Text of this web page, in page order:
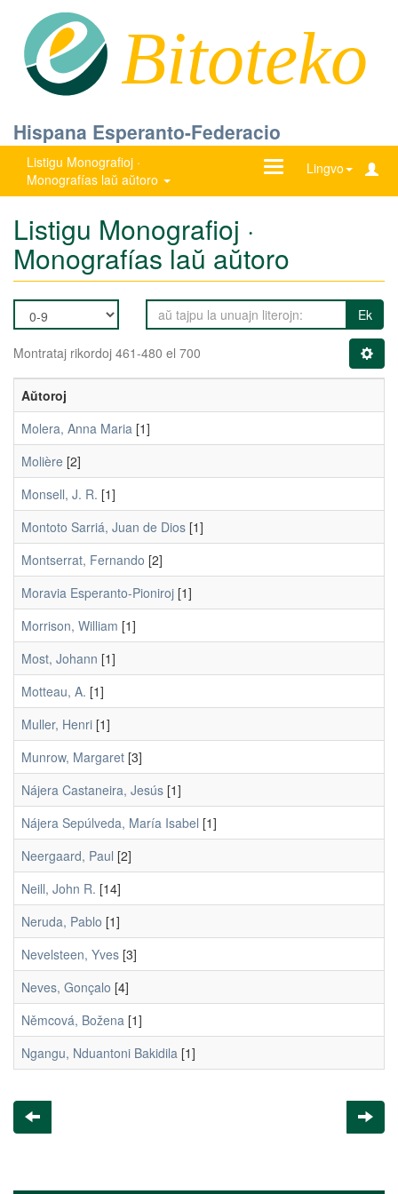
Bitoteko
Hispana Esperanto-Federacio
Listigu Monografioj ·
Monografías laŭ aŭtoro
Lingvo
Ŝanĝu
Listigu Monografioj ·
Monografías laŭ aŭtoro
Ek
Montrataj rikordoj 461-480 el 700
Aŭtoroj
Molera, Anna Maria [1]
Molière [2]
Monsell, J. R. [1]
Montoto Sarriá, Juan de Dios [1]
Montserrat, Fernando [2]
Moravia Esperanto-Pioniroj [1]
Morrison, William [1]
Most, Johann [1]
Motteau, A. [1]
Muller, Henri [1]
Munrow, Margaret [3]
Nájera Castaneira, Jesús [1]
Nájera Sepúlveda, María Isabel [1]
Neergaard, Paul [2]
Neill, John R. [14]
Neruda, Pablo [1]
Nevelsteen, Yves [3]
Neves, Gonçalo [4]
Němcová, Božena [1]
Ngangu, Nduantoni Bakidila [1]